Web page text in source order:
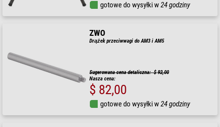
gotowe do wysyłki w24 godziny
ZWO
Drążek przeciwwagi do AM3 i AM5
Sugerowana cena detaliczna: $ 92,00
Nasza cena:
$ 82,00
gotowe do wysyłki w24 godziny